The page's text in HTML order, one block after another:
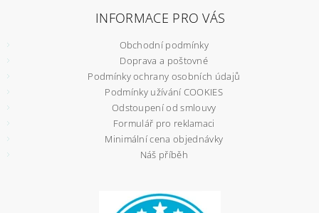
INFORMACE PRO VÁS
Obchodní podmínky
Doprava a poštovné
Podmínky ochrany osobních údajů
Podmínky užívání COOKIES
Odstoupení od smlouvy
Formulář pro reklamaci
Minimální cena objednávky
Náš příběh